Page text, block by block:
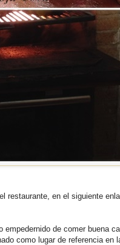
restaurante, en el siguiente
de comer buena
como lugar de referencia en